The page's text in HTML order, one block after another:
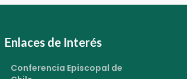
Enlaces de Interés
Conferencia Episcopal de